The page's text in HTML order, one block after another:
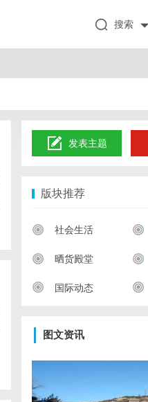
搜索
发表主题
版块推荐
社会生活
晒货殿堂
国际动态
图文资讯